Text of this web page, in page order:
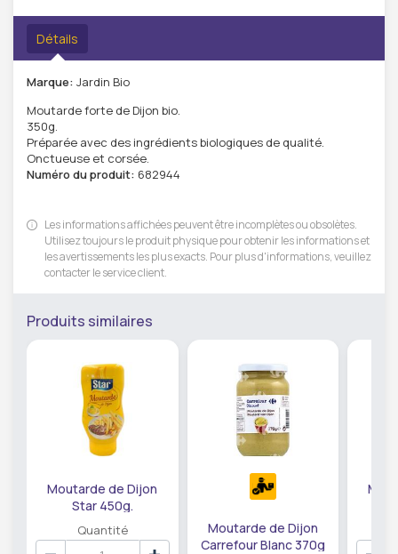
Détails
Marque: Jardin Bio
Moutarde forte de Dijon bio.
350g.
Préparée avec des ingrédients biologiques de qualité.
Onctueuse et corsée.
Numéro du produit: 682944
Les informations affichées peuvent être incomplètes ou obsolètes.
Utilisez toujours le produit physique pour obtenir les informations et
les avertissements les plus exacts. Pour plus d'informations, veuillez
contacter le service client.
Produits similaires
Moutarde de Dijon
Star 450g.
Quantité
Moutarde de Dijon
Carrefour Blanc 370g